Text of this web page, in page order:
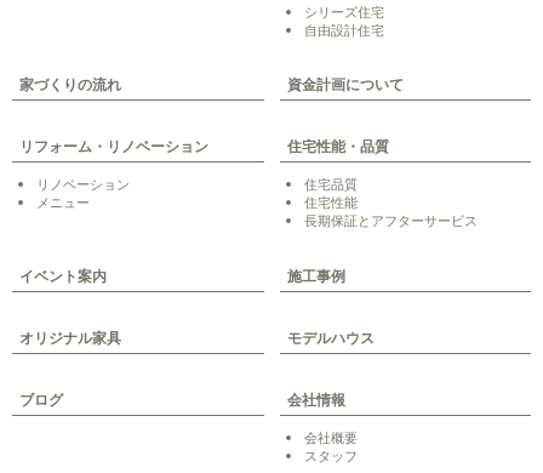
シリーズ住宅
自由設計住宅
家づくりの流れ 資金計画について
リフォーム・リノベーション
リノベーション
メニュー
住宅性能・品質
住宅品質
住宅性能
長期保証とアフターサービス
イベント案内 施工事例
オリジナル家具 モデルハウス
ブログ 会社情報
会社概要
スタッフ